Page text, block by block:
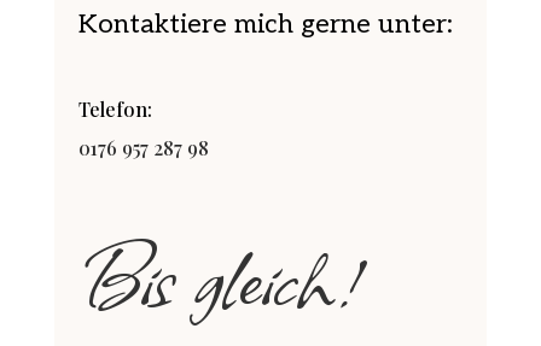
Kontaktiere mich gerne unter:
Telefon:
0176 957 287 98
Bis gleich!